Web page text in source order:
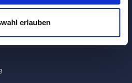
erlauben